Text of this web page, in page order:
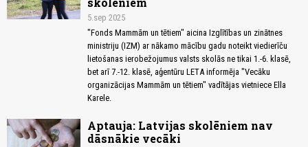
5.sep 2025
"Fonds Mammām un tētiem" aicina Izglītības un zinātnes
ministriju (IZM) ar nākamo mācību gadu noteikt viedierīču
lietošanas ierobežojumus valsts skolās ne tikai 1.-6. klasē,
bet arī 7.-12. klasē, aģentūru LETA informēja "Vecāku
organizācijas Mammām un tētiem" vadītājas vietniece Ella
Karele.
Aptauja: Latvijas skolēniem nav
dāsnākie vecāki